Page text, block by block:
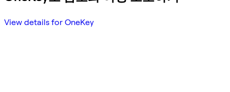
View details for OneKey